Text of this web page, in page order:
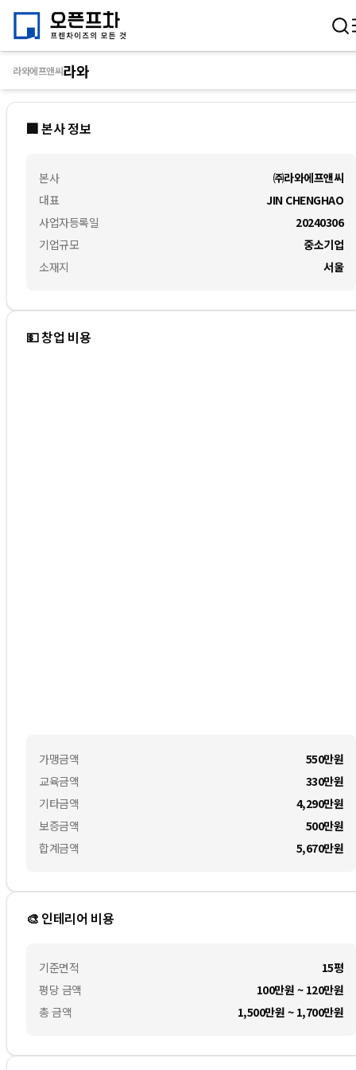
🏢 본사 정보
본사
대표
사업자등록일
기업규모
소재지
㈜라와에프앤씨
JIN CHENGHAO
20240306
중소기업
서울
라와에프앤씨라와
💵 창업 비용
가맹금액
교육금액
기타금액
보증금액
합계금액
550만원
330만원
4,290만원
500만원
5,670만원
🎨 인테리어 비용
기준면적
평당 금액
총 금액
15평
100만원 ~ 120만원
1,500만원 ~ 1,700만원